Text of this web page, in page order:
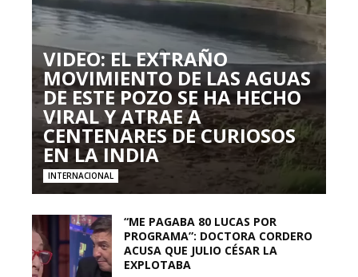
VIDEO: EL EXTRAÑO
MOVIMIENTO DE LAS AGUAS
DE ESTE POZO SE HA HECHO
VIRAL Y ATRAE A
CENTENARES DE CURIOSOS
EN LA INDIA
INTERNACIONAL
“ME PAGABA 80 LUCAS POR
PROGRAMA”: DOCTORA CORDERO
ACUSA QUE JULIO CÉSAR LA
EXPLOTABA